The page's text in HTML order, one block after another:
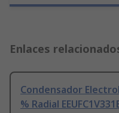
Enlaces
Condensador
% Radial